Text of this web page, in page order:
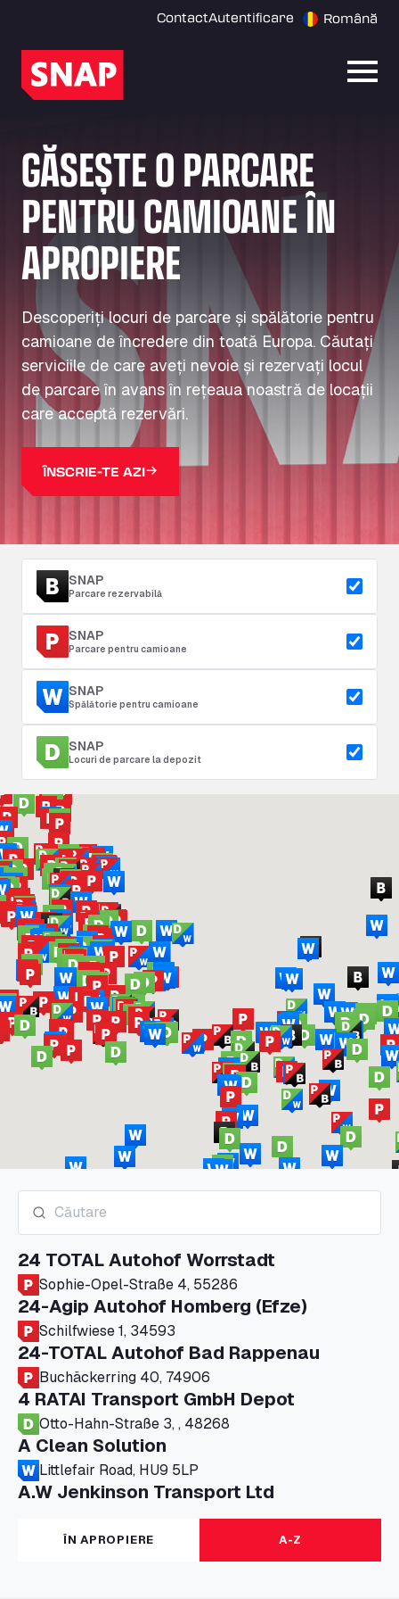
ContactAutentificare Română
GĂSEȘTE O PARCARE
PENTRU CAMIOANE ÎN
APROPIERE
Descoperiți locuri de parcare și spălătorie pentru
camioane de încredere din toată Europa. Căutați
serviciile de care aveți nevoie și rezervați locul
de parcare în avans în rețeaua noastră de locații
care acceptă rezervări.
ÎNSCRIE-TE AZI
SNAP
Parcare rezervabilă
SNAP
Parcare pentru camioane
SNAP
Spălătorie pentru camioane
SNAP
Locuri de parcare la depozit
24 TOTAL Autohof Worrstadt
Sophie-Opel-Straße 4, 55286
24-Agip Autohof Homberg (Efze)
Schilfwiese 1, 34593
24-TOTAL Autohof Bad Rappenau
Buchäckerring 40, 74906
4 RATAI Transport GmbH Depot
Otto-Hahn-Straße 3, , 48268
A Clean Solution
Littlefair Road, HU9 5LP
A.W Jenkinson Transport Ltd
Progress House, ME11 5GA
A+G Nettetal - Depot Parking
Am Panneschopp 7, 41334
ÎN APROPIERE A-Z